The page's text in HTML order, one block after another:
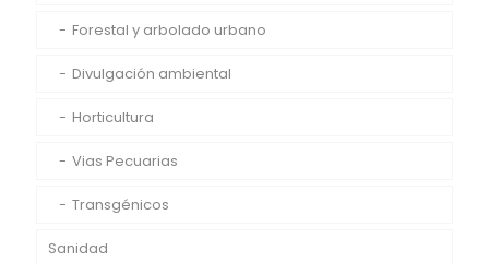
Forestal y arbolado urbano
Divulgación ambiental
Horticultura
Vias Pecuarias
Transgénicos
Sanidad